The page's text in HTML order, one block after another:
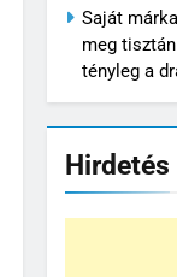
Saját
meg
tényleg a
Hirdetés